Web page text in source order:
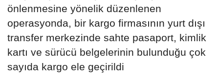
önlenmesine yönelik düzenlenen
operasyonda, bir kargo firmasının yurt dışı
transfer merkezinde sahte pasaport, kimlik
kartı ve sürücü belgelerinin bulunduğu çok
sayıda kargo ele geçirildi